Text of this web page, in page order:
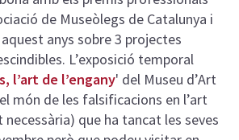
de Museòlegs de Catalunya i
anys sobre 3 projectes
L’exposició temporal
l’art de l’engany' del Museu d’Art
món de les falsificacions en l’art
que ha tancat les seves